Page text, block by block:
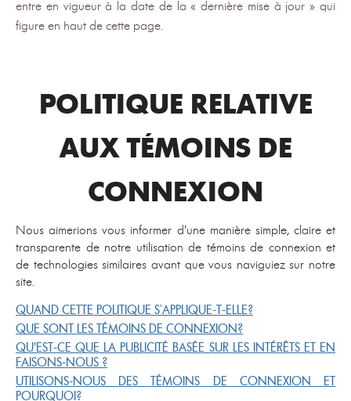
entre en vigueur à la date de la « dernière mise à jour » qui
figure en haut de cette page.
POLITIQUE RELATIVE
AUX TÉMOINS DE
CONNEXION
Nous aimerions vous informer d’une manière simple, claire et
transparente de notre utilisation de témoins de connexion et
de technologies similaires avant que vous naviguiez sur notre
site.
QUAND CETTE POLITIQUE S’APPLIQUE-T-ELLE?
QUE SONT LES TÉMOINS DE CONNEXION?
QU'EST-CE QUE LA PUBLICITÉ BASÉE SUR LES INTÉRÊTS ET EN
FAISONS-NOUS ?
UTILISONS-NOUS DES TÉMOINS DE CONNEXION ET
POURQUOI?